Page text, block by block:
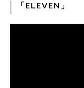
「ELEVEN」